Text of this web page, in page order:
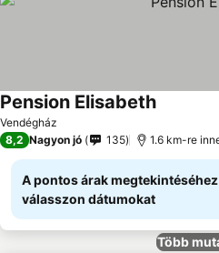
Vendégház
Pension Elisabeth
8,2 Nagyon jó 135 1.6 km-re
A pontos árak megtekintéséhez
válasszon dátumokat
Több